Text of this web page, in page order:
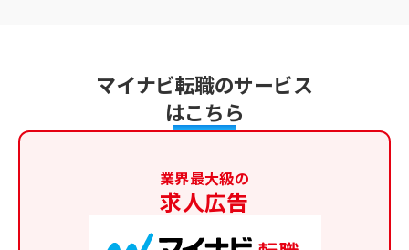
マイナビ転職のサービス
はこちら
業界最大級の
求人広告